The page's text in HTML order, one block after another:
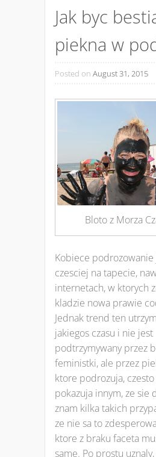
Jak byc
piekna w
Posted on August 31, 2015
Bloto z Morza
Kobiece podrozowanie
czesciej na tapecie,
internetach, w ktorych
kladzie nowa prawie
Jednak trend ten
jakiegos czasu i nie jest
podtrzymywany przez
feministki, ale przez
ktore podrozuja,
pokazuja innym, ze sie
znam kilka takich
ze nie sa to
ktore z braku faceta
same. Po prostu